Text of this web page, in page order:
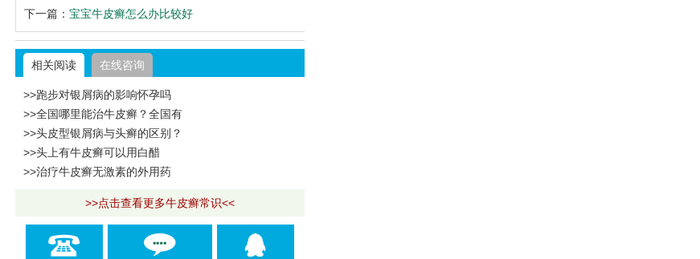
下一篇： 宝宝牛皮癣怎么办比较好
相关阅读 在线咨询
>>跑步对银屑病的影响怀孕吗
>>全国哪里能治牛皮癣？全国有
>>头皮型银屑病与头癣的区别？
>>头上有牛皮癣可以用白醋
>>治疗牛皮癣无激素的外用药
>>点击查看更多牛皮癣常识<<